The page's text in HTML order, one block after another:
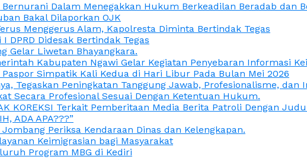
Dalam Menegakkan Hukum Berkeadilan Beradab dan
Bakal Dilaporkan OJK
Menggerus Alam, Kapolresta Diminta Bertindak Tegas
DPRD Didesak Bertindak Tegas
Gelar Liwetan Bhayangkara.
Kabupaten Ngawi Gelar Kegiatan Penyebaran Informasi
Simpatik Kali Kedua di Hari Libur Pada Bulan Mei 2026
Tegaskan Peningkatan Tanggung Jawab, Profesionalisme, dan
Secara Profesional Sesuai Dengan Ketentuan Hukum.
KOREKSI Terkait Pemberitaan Media Berita Patroli Dengan Judul
ADA APA???”
Periksa Kendaraan Dinas dan Kelengkapan.
Keimigrasian bagi Masyarakat
Program MBG di Kediri